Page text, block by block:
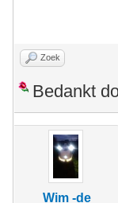
Zoek
Bedankt
Wim -de